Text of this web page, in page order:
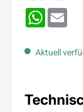
WhatsApp
Aktuell